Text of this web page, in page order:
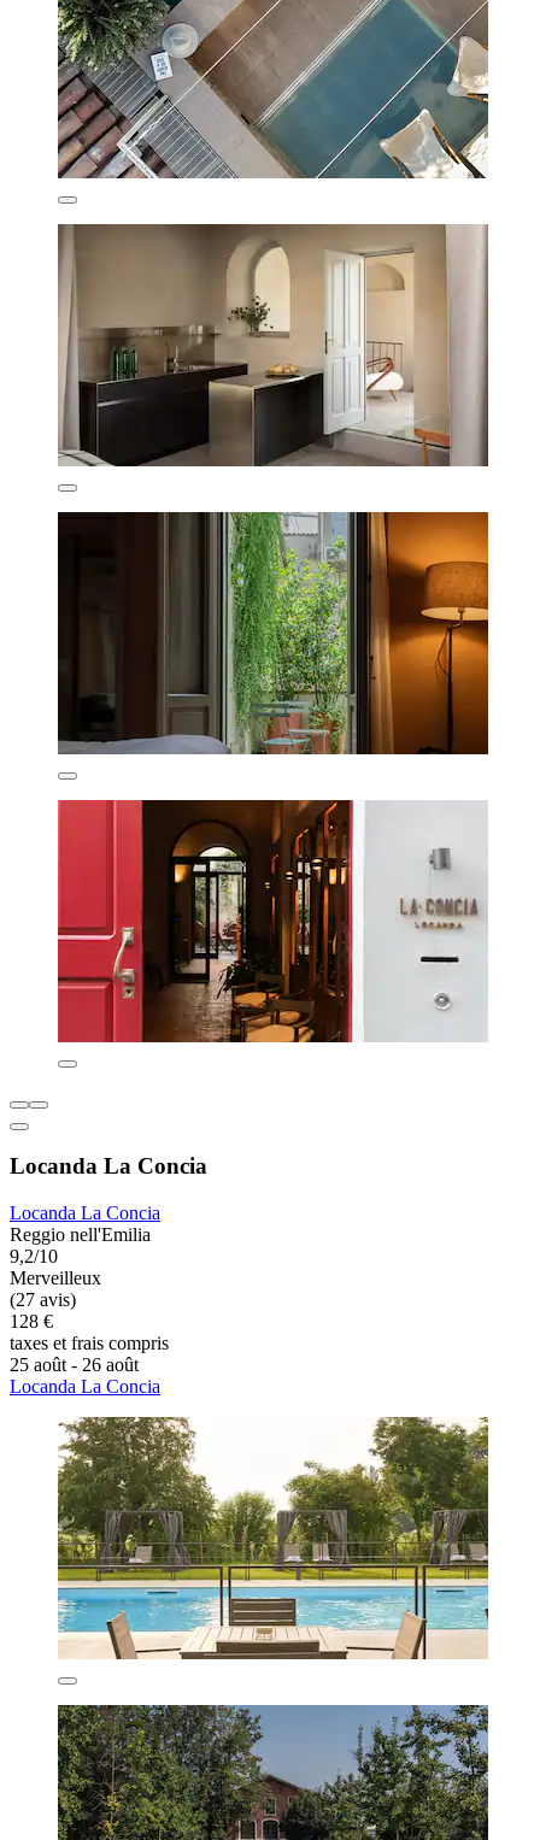
Locanda La Concia
Locanda La Concia
Reggio nell'Emilia
9,2/10
Merveilleux
(27 avis)
128 €
taxes et frais compris
25 août - 26 août
Locanda La Concia